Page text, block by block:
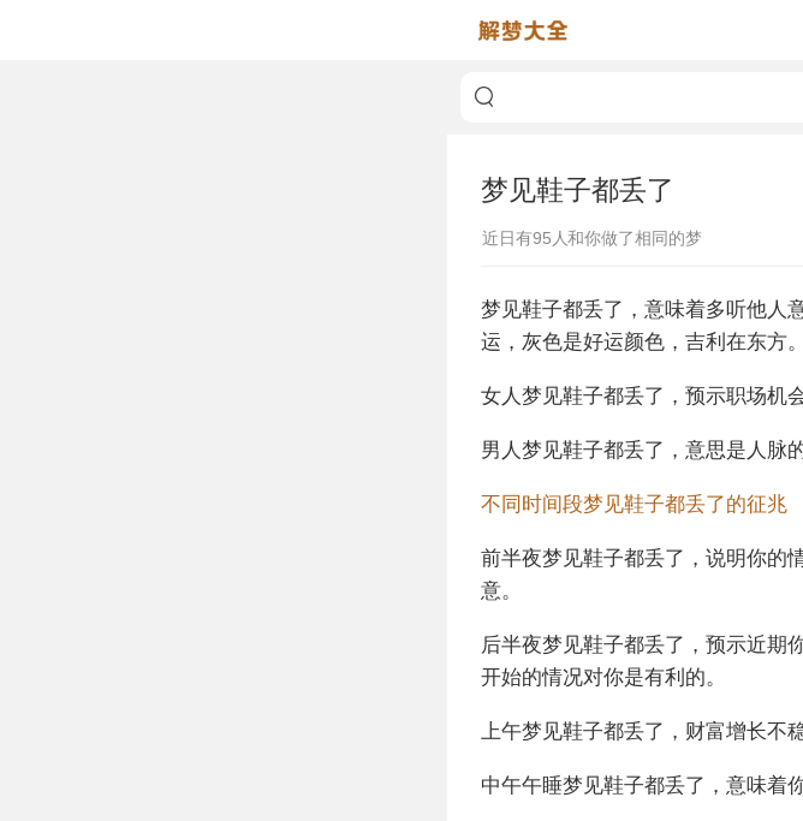
梦见鞋子都丢了
近日有95 人和你做了相同的梦
梦见鞋子都丢了，意味着多听他人
运，灰色是好运颜色，吉利在东方。
女人梦见鞋子都丢了，预示职场机
男人梦见鞋子都丢了，意思是人脉
不同时间段梦见鞋子都丢了的征兆
前半夜梦见鞋子都丢了，说明你的
意。
后半夜梦见鞋子都丢了，预示近期
开始的情况对你是有利的。
上午梦见鞋子都丢了，财富增长不
中午午睡梦见鞋子都丢了，意味着